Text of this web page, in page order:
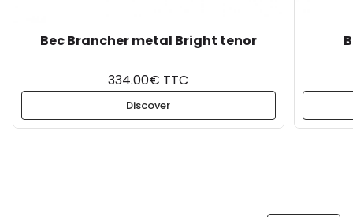
Bec Brancher metal Bright tenor
334.00€ TTC
Discover